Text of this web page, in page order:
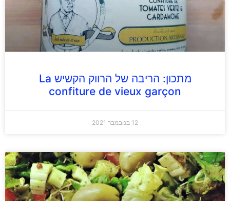
מתכון: הריבה של הרווק הקשיש La
confiture de vieux garçon
12 בנובמבר 2021